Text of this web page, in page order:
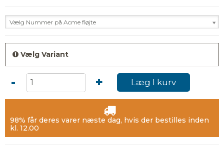
Vælg Nummer på Acme fløjte
Vælg Variant
- + Læg I kurv
98% får deres varer næste dag, hvis der bestilles inden
kl. 12.00